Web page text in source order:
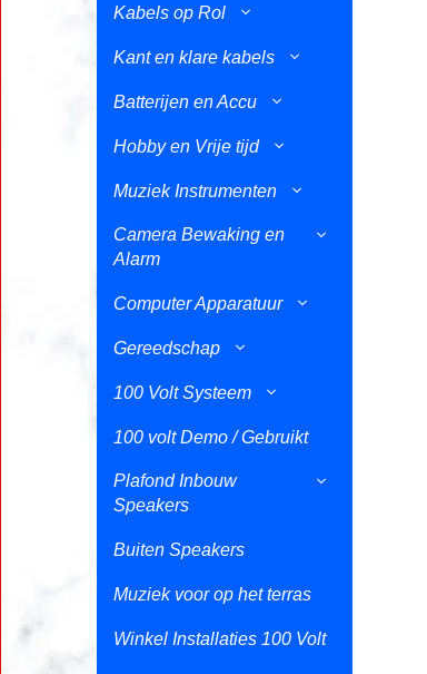
Kabels op Rol
Kant en klare kabels
Batterijen en Accu
Hobby en Vrije tijd
Muziek Instrumenten
Camera Bewaking en
Alarm
Computer Apparatuur
Gereedschap
100 Volt Systeem
100 volt Demo / Gebruikt
Plafond Inbouw
Speakers
Buiten Speakers
Muziek voor op het terras
Winkel Installaties 100 Volt